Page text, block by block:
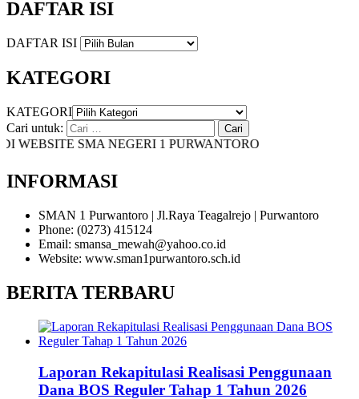
DAFTAR ISI
DAFTAR ISI
KATEGORI
KATEGORI
Cari untuk:
SMA NEGERI 1 PURWANTORO
INFORMASI
SMAN 1 Purwantoro | Jl.Raya Teagalrejo | Purwantoro
Phone: (0273) 415124
Email: smansa_mewah@yahoo.co.id
Website: www.sman1purwantoro.sch.id
BERITA TERBARU
Laporan Rekapitulasi Realisasi Penggunaan
Dana BOS Reguler Tahap 1 Tahun 2026